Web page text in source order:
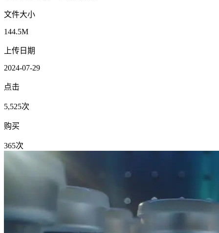
文件大小
144.5M
上传日期
2024-07-29
点击
5,525次
购买
365次